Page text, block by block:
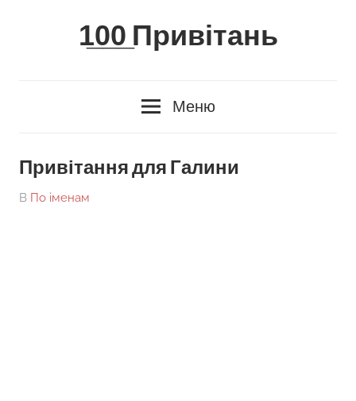
1̲0̲0̲ Привітань
Меню
Привітання для Галини
On
By
В По іменам